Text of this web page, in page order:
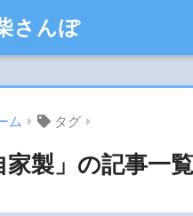
さんぽ
ム タグ
家製」の記事一覧